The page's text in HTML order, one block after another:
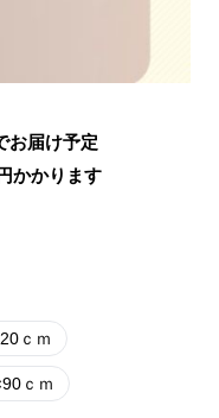
お届け予定
円かかります
ｃｍ
ｃｍ